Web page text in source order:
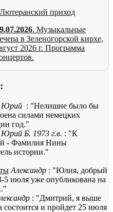
Лютеранский приход
. Музыкальные
в Зеленогорской кирхе,
2026 г. Программа
Юрий : "Нелишне было бы
силами немецких
год."
Юрий Б. 1973 г.в. : "К
- Фамилия Нины
истории."
Александр : "Юлия, добрый
5 июля уже опубликована на
: "Дмитрий, я выше
состоится и пройдет 25 июля